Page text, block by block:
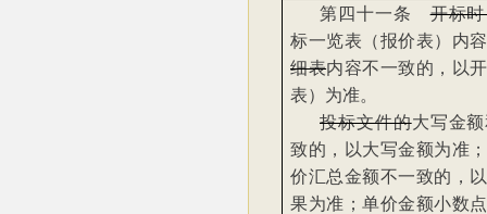
第四十一条开标
标一览表（报价表）内
细表内容不一致的，以
表）为准。
投标文件的大写金
致的，以大写金额为准
价汇总金额不一致的，
果为准；单价金额小数